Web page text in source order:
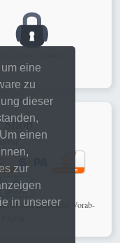
eine
zu
dieser
einen
zur
in unserer
oder klassische Vorab-